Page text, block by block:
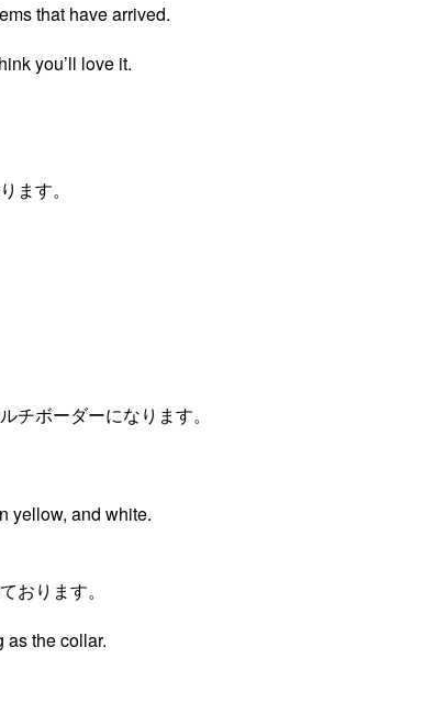
that have arrived.
you’ll love it.
ます。
チボーダーになります。
yellow, and white.
おります。
as the collar.